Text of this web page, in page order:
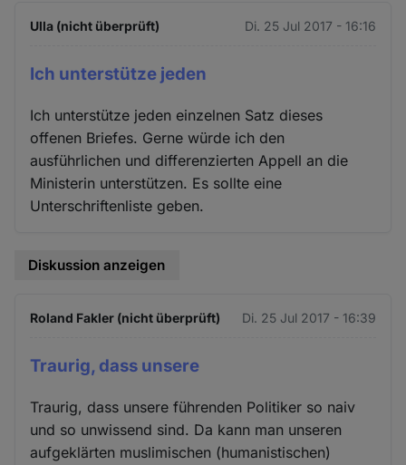
Ulla (nicht überprüft) Di. 25 Jul 2017 - 16:16
Ich unterstütze jeden
Ich unterstütze jeden einzelnen Satz dieses
offenen Briefes. Gerne würde ich den
ausführlichen und differenzierten Appell an die
Ministerin unterstützen. Es sollte eine
Unterschriftenliste geben.
Diskussion anzeigen
Roland Fakler (nicht überprüft) Di. 25 Jul 2017 - 16:39
Traurig, dass unsere
Traurig, dass unsere führenden Politiker so naiv
und so unwissend sind. Da kann man unseren
aufgeklärten muslimischen (humanistischen)